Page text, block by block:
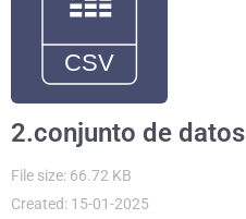
2.conjunto de datos
File size: 66.72 KB
Created: 15-01-2025